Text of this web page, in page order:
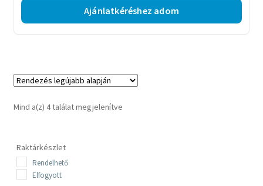
Ajánlatkéréshez adom
Mind a(z) 4 találat megjelenítveSorted
Raktárkészlet
Rendelhető
Elfogyott